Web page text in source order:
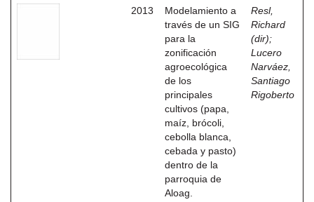
2013
Modelamiento a
través de un SIG
para la
zonificación
agroecológica
de los
principales
cultivos (papa,
maíz, brócoli,
cebolla blanca,
cebada y pasto)
dentro de la
parroquia de
Aloag.
Resl,
Richard
(dir);
Lucero
Narváez,
Santiago
Rigoberto